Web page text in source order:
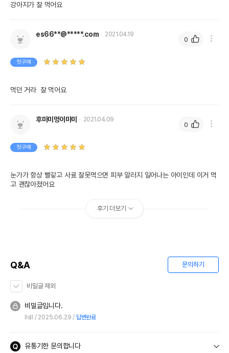
강아지가 잘 먹어요
es66**@*****.com 2021.04.19
첫구매
먹던 거라  잘 먹어요
0
후마미멍이마미 2021.04.09
첫구매
눈가가 항상 빨갛고 사료 잘못먹으면 피부 알러지 일어나는 아이인데 이거 먹
고 괜찮아졌어요
0
후기 더보기
Q&A 문의하기
비밀글 제외
비밀글입니다.
llsll 2025.06.29 답변완료
유통기한 문의합니다